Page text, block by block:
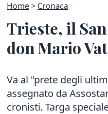
Home Cronaca
Trieste, il
don Mario
Va al "prete degli
assegnato da
cronisti. Targa